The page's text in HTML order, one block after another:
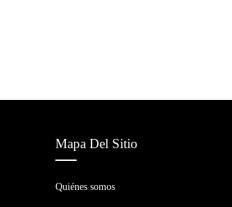
Mapa Del Sitio
Quiénes somos